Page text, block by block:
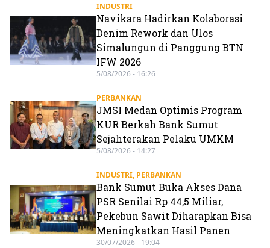
INDUSTRI
Navikara Hadirkan Kolaborasi
Denim Rework dan Ulos
Simalungun di Panggung BTN
IFW 2026
5/08/2026 - 16:26
PERBANKAN
JMSI Medan Optimis Program
KUR Berkah Bank Sumut
Sejahterakan Pelaku UMKM
5/08/2026 - 14:27
INDUSTRI, PERBANKAN
Bank Sumut Buka Akses Dana
PSR Senilai Rp 44,5 Miliar,
Pekebun Sawit Diharapkan Bisa
Meningkatkan Hasil Panen
30/07/2026 - 19:04